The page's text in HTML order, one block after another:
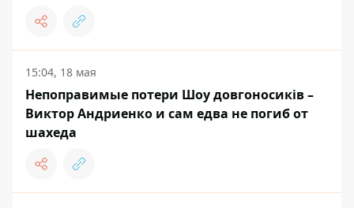
15:04, 18 мая
Непоправимые потери Шоу довгоносиків –
Виктор Андриенко и сам едва не погиб от
шахеда